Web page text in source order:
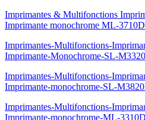
Imprimantes & Multifonctions
Imprimante monochrome ML-3710D
Imprimantes-Multifonctions-
Imprimante-Monochrome-SL-
Imprimantes-Multifonctions-
Imprimante-monochrome-SL-
Imprimantes-Multifonctions-
Imprimante-monochrome-ML-3310D